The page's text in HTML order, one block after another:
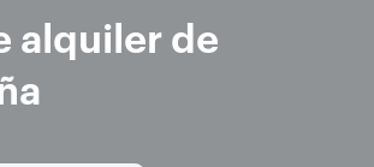
alquiler de